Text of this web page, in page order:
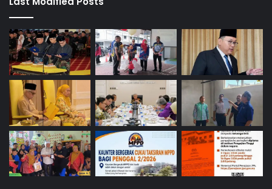
sebagai pemacu kelestarian melalui aktiviti kitar semula
bermula dengan tindakan kecil masyarakat, ke arah masa
depan Negeri Sembilan yang bersih, hijau, dan mampan.
Untuk maklumat lanjut, sila hubungi Talian Indahkan
Malaysia 1-800-88-7472, WhatsApp 012-618 0082, atau
layari www.swm-environment.com